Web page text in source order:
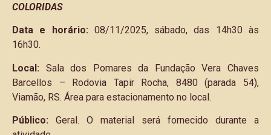
COLORIDAS
Data e horário: 08/11/2025, sábado, das 14h30 às
16h30.
Local: Sala dos Pomares da Fundação Vera Chaves
Barcellos – Rodovia Tapir Rocha, 8480 (parada 54),
Viamão, RS. Área para estacionamento no local.
Público: Geral. O material será fornecido durante a